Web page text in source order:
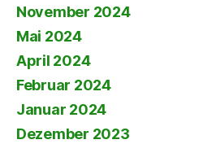
November 2024
Mai 2024
April 2024
Februar 2024
Januar 2024
Dezember 2023